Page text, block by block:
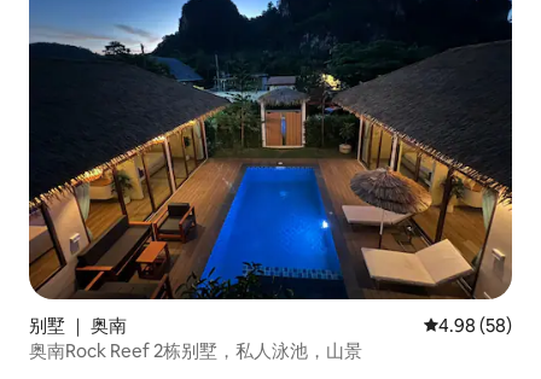
别墅 ｜ 奥南 平均评分 4.98
4.98 (58)
奥南Rock Reef 2栋别墅，私人泳池，山景